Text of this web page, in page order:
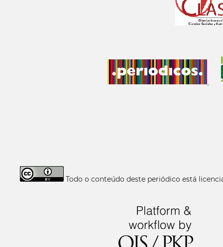
Todo o conteúdo deste periódico está